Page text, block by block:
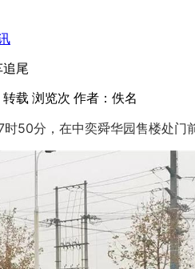
追尾
转载 浏览次 作者：佚名
时50分，在中奕舜华园售楼处门